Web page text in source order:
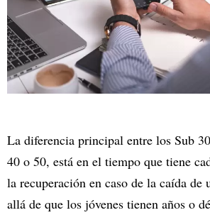
La diferencia principal entre los Sub
40 o 50, está en el tiempo que tiene
la recuperación en caso de la caída de
allá de que los jóvenes tienen años o